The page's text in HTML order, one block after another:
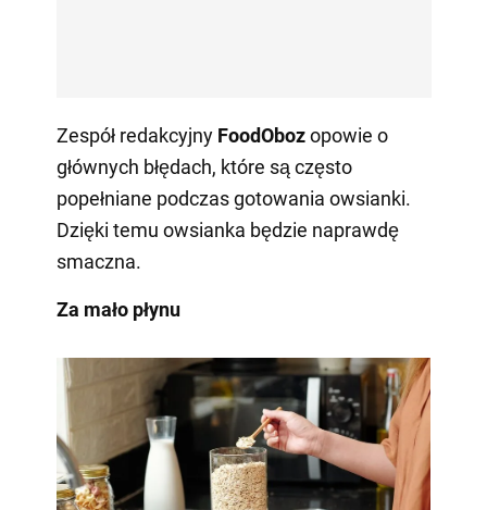
Zespół redakcyjny FoodObozopowie o
głównych błędach, które są często
popełniane podczas gotowania owsianki.
Dzięki temu owsianka będzie naprawdę
smaczna.
Za mało płynu